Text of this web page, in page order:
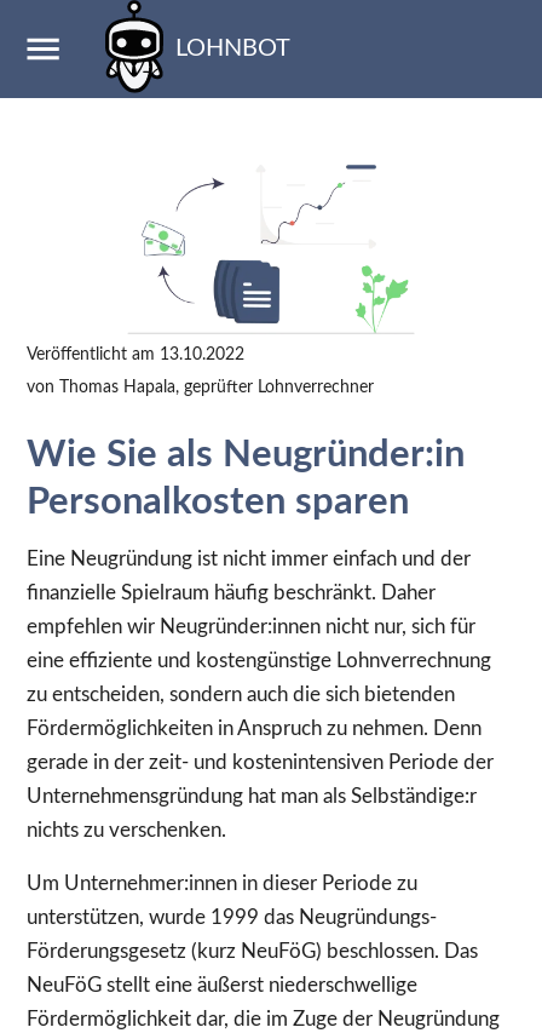
LOHNBOT
Veröffentlicht am 13.10.2022
von
Thomas Hapala, geprüfter Lohnverrechner
Wie Sie als Neugründer:in
Personalkosten sparen
Eine Neugründung ist nicht immer einfach und der
finanzielle Spielraum häufig beschränkt. Daher
empfehlen wir Neugründer:innen nicht nur, sich für
eine effiziente und kostengünstige Lohnverrechnung
zu entscheiden, sondern auch die sich bietenden
Fördermöglichkeiten in Anspruch zu nehmen. Denn
gerade in der zeit- und kostenintensiven Periode der
Unternehmensgründung hat man als Selbständige:r
nichts zu verschenken.
Um Unternehmer:innen in dieser Periode zu
unterstützen, wurde 1999 das Neugründungs-
Förderungsgesetz (kurz NeuFöG) beschlossen. Das
NeuFöG stellt eine äußerst niederschwellige
Fördermöglichkeit dar, die im Zuge der Neugründung